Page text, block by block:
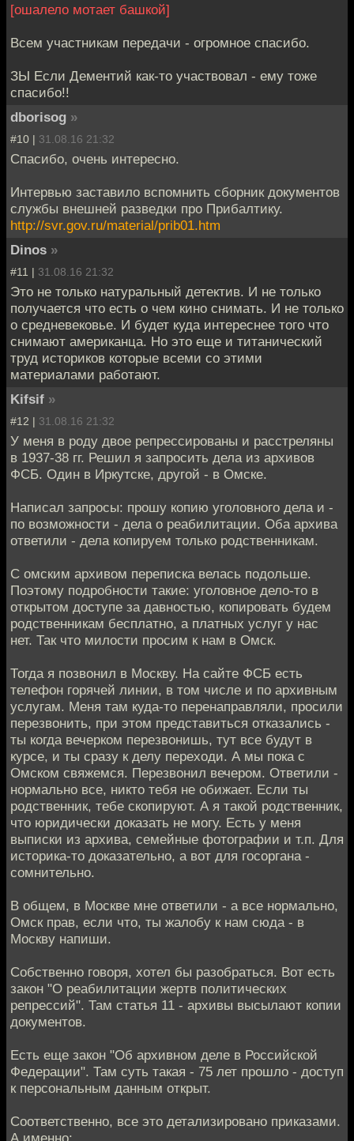
[ошалело мотает башкой]
Всем участникам передачи - огромное спасибо.
ЗЫ Если Дементий как-то участвовал - ему тоже
спасибо!!
dborisog »
#10 | 31.08.16 21:32
Спасибо, очень интересно.
Интервью заставило вспомнить сборник документов
службы внешней разведки про Прибалтику.
http://svr.gov.ru/material/prib01.htm
Dinos »
#11 | 31.08.16 21:32
Это не только натуральный детектив. И не только
получается что есть о чем кино снимать. И не только
о средневековье. И будет куда интереснее того что
снимают американца. Но это еще и титанический
труд историков которые всеми со этими
материалами работают.
Kifsif »
#12 | 31.08.16 21:32
У меня в роду двое репрессированы и расстреляны
в 1937-38 гг. Решил я запросить дела из архивов
ФСБ. Один в Иркутске, другой - в Омске.
Написал запросы: прошу копию уголовного дела и -
по возможности - дела о реабилитации. Оба архива
ответили - дела копируем только родственникам.
С омским архивом переписка велась подольше.
Поэтому подробности такие: уголовное дело-то в
открытом доступе за давностью, копировать будем
родственникам бесплатно, а платных услуг у нас
нет. Так что милости просим к нам в Омск.
Тогда я позвонил в Москву. На сайте ФСБ есть
телефон горячей линии, в том числе и по архивным
услугам. Меня там куда-то перенаправляли, просили
перезвонить, при этом представиться отказались -
ты когда вечерком перезвонишь, тут все будут в
курсе, и ты сразу к делу переходи. А мы пока с
Омском свяжемся. Перезвонил вечером. Ответили -
нормально все, никто тебя не обижает. Если ты
родственник, тебе скопируют. А я такой родственник,
что юридически доказать не могу. Есть у меня
выписки из архива, семейные фотографии и т.п. Для
историка-то доказательно, а вот для госоргана -
сомнительно.
В общем, в Москве мне ответили - а все нормально,
Омск прав, если что, ты жалобу к нам сюда - в
Москву напиши.
Собственно говоря, хотел бы разобраться. Вот есть
закон "О реабилитации жертв политических
репрессий". Там статья 11 - архивы высылают копии
документов.
Есть еще закон "Об архивном деле в Российской
Федерации". Там суть такая - 75 лет прошло - доступ
к персональным данным открыт.
Соответственно, все это детализировано приказами.